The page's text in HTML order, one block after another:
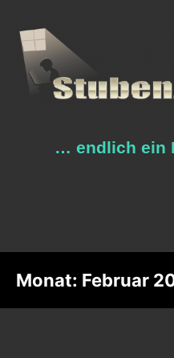
Inhalt
springen
… endlich ein
Monat: Februar